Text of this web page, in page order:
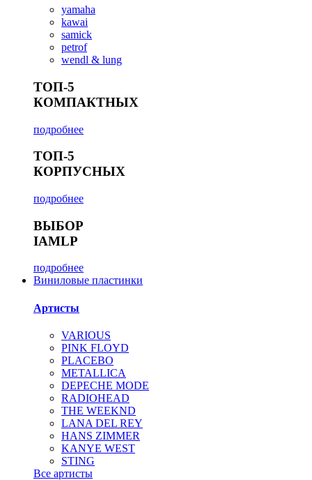
yamaha
kawai
samick
petrof
wendl & lung
ТОП-5
КОМПАКТНЫХ
подробнее
ТОП-5
КОРПУСНЫХ
подробнее
ВЫБОР
IAMLP
подробнее
Виниловые пластинки
Артисты
VARIOUS
PINK FLOYD
PLACEBO
METALLICA
DEPECHE MODE
RADIOHEAD
THE WEEKND
LANA DEL REY
HANS ZIMMER
KANYE WEST
STING
Все артисты